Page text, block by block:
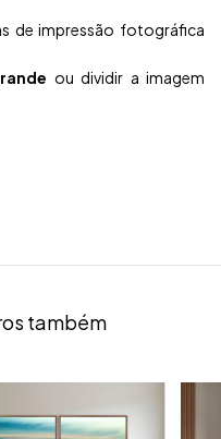
de impressão fotográfica
ou dividir a imagem
também